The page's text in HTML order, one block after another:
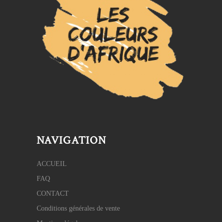
NAVIGATION
ACCUEIL
FAQ
CONTACT
Conditions générales de vente